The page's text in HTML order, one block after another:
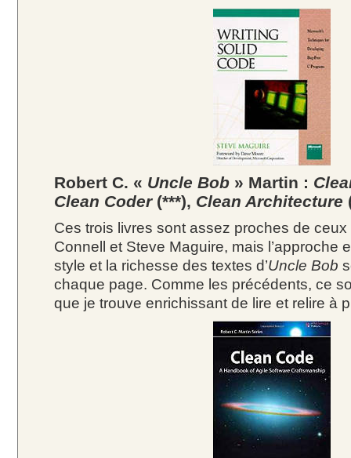
Robert C. « Uncle Bob » Martin :
Clean Coder(***), Clean Architecture
Ces trois livres sont assez proches de
Connell et Steve Maguire, mais l’approche
style et la richesse des textes d’Uncle Bob
chaque page. Comme les précédents, ce
que je trouve enrichissant de lire et relire à